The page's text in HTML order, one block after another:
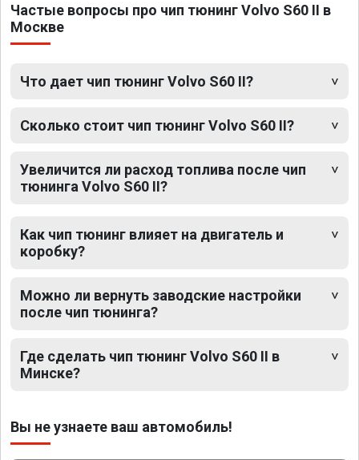
Частые вопросы про чип тюнинг Volvo S60 II в
Москве
Что дает чип тюнинг Volvo S60 II?
Сколько стоит чип тюнинг Volvo S60 II?
Увеличится ли расход топлива после чип
тюнинга Volvo S60 II?
Как чип тюнинг влияет на двигатель и
коробку?
Можно ли вернуть заводские настройки
после чип тюнинга?
Где сделать чип тюнинг Volvo S60 II в
Минске?
Вы не узнаете ваш автомобиль!